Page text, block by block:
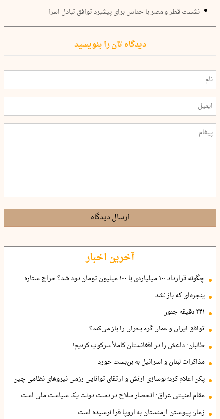
نشست قطر و مصر با حماس برای پیشبرد توافق تبادل اسرا
دیدگاه تان را بنویسید
ارسال دیدگاه
آخرین اخبار
چگونه قرارداد ۱۰۰ میلیاردی با ۱۰۰ میلیون تومان دود شد؟ حراج ستاره
پنجره‌ای که باز نشد
۲۴۱ دقیقه جنون
توافق ایران و عمان گره بحران را باز می‌کند؟
طالبان: داعش را در افغانستان کاملاً سرکوب کردیم!
مذاکرات لبنان و اسرائیل به بن‌بست خورد
پکن اعلام کرد؛ نوسازی ارتش و ارتقای توانایی رزمی نیروهای نظامی چین
مقام امنیتی عراق: انحصار سلاح در دست دولت یک سیاست ملی است
زمان پیوستن ارمنستان به اروپا فرا نرسیده است